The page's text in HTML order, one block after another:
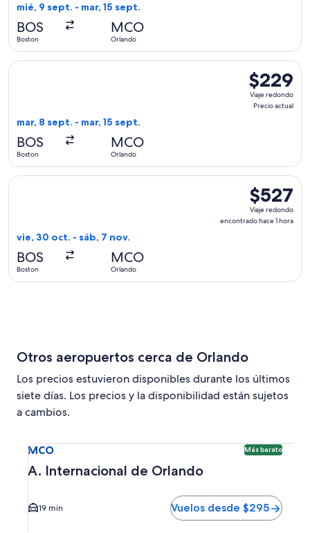
mié, 9 sept. - mar, 15 sept.
BOS
Boston
MCO
Orlando
$229
Viaje
redondo,
$229
Viaje redondo
Precio actual
mar, 8 sept. - mar, 15 sept.
BOS
Boston
MCO
Orlando
Seleccionar vuelo de United, con salida el mar, 8 sept.
$527
Viaje
redondo,
$527
Viaje redondo
encontrado hace 1 hora
vie, 30 oct. - sáb, 7 nov.
BOS
Boston
MCO
Orlando
Seleccionar vuelo de Alaska Airlines, con salida el vie, 30
Otros aeropuertos cerca de Orlando
Los precios estuvieron disponibles durante los últimos
siete días. Los precios y la disponibilidad están sujetos
a cambios.
MCO Más barato
A. Internacional de Orlando
19 min Vuelos desde $295